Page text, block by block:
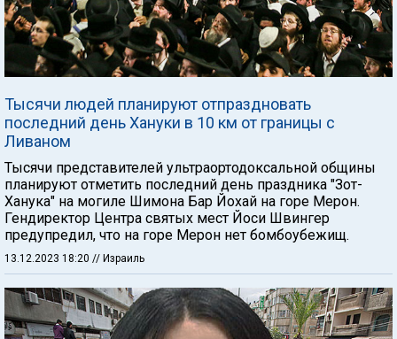
Тысячи людей планируют отпраздновать
последний день Хануки в 10 км от границы с
Ливаном
Тысячи представителей ультраортодоксальной общины
планируют отметить последний день праздника "Зот-
Ханука" на могиле Шимона Бар Йохай на горе Мерон.
Гендиректор Центра святых мест Йоси Швингер
предупредил, что на горе Мерон нет бомбоубежищ.
13.12.2023 18:20 // Израиль